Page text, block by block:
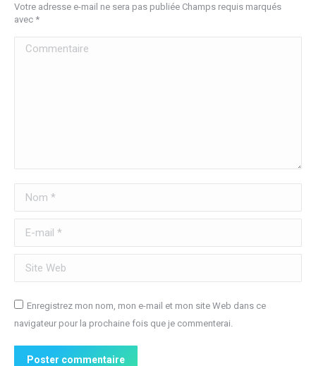
Votre adresse e-mail ne sera pas publiée Champs requis marqués
avec *
Commentaire
Nom *
E-mail *
Site Web
Enregistrez mon nom, mon e-mail et mon site Web dans ce
navigateur pour la prochaine fois que je commenterai.
Poster commentaire